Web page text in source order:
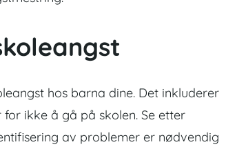
hos barna dine. Det inkluderer
ikke å gå på skolen. Se etter
av problemer er nødvendig